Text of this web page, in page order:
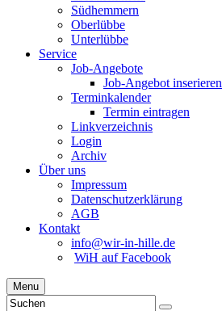
Südhemmern
Oberlübbe
Unterlübbe
Service
Job-Angebote
Job-Angebot inserieren
Terminkalender
Termin eintragen
Linkverzeichnis
Login
Archiv
Über uns
Impressum
Datenschutzerklärung
AGB
Kontakt
info@wir-in-hille.de
WiH auf Facebook
Menu